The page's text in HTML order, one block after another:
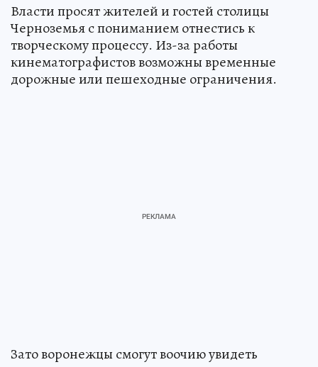
Власти просят жителей и гостей столицы
Черноземья с пониманием отнестись к
творческому процессу. Из-за работы
кинематографистов возможны временные
дорожные или пешеходные ограничения.
Зато воронежцы смогут воочию увидеть